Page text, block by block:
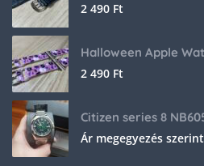
2 490 Ft
2 490 Ft
Ár megegyezés szerint